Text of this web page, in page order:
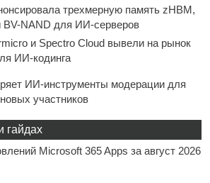
трехмерную память zHBM,
BV-NAND для ИИ-серверов
и Spectro Cloud вывели на рынок
ИИ-кодинга
ИИ-инструменты модерации для
участников
гайдах
Microsoft 365 Apps за август 2026